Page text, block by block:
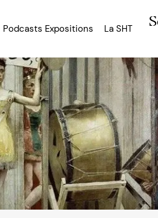
Podcasts Expositions La SHT